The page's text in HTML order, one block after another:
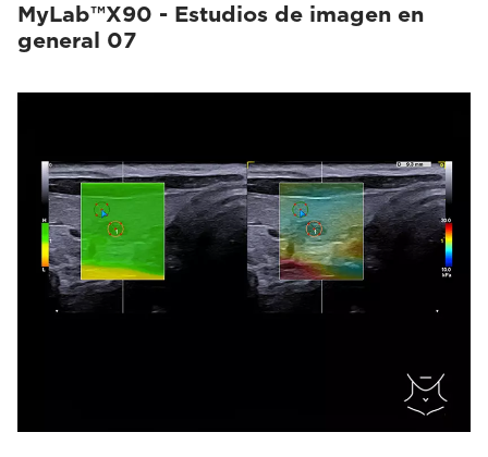
MyLab™X90 - Estudios de imagen en
general 07